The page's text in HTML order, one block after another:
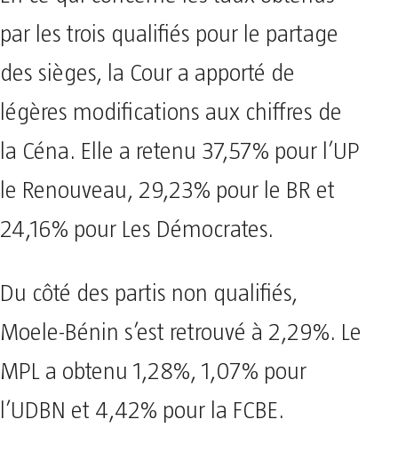
par les trois qualifiés pour le partage
des sièges, la Cour a apporté de
légères modifications aux chiffres de
la Céna. Elle a retenu 37,57% pour l’UP
le Renouveau, 29,23% pour le BR et
24,16% pour Les Démocrates.
Du côté des partis non qualifiés,
Moele-Bénin s’est retrouvé à 2,29%. Le
MPL a obtenu 1,28%, 1,07% pour
l’UDBN et 4,42% pour la FCBE.